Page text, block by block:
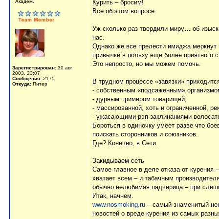
Aкaдeм.
Зарегистрирован: 30 авг
2003, 23:07
Сообщения: 2175
Откуда: Питер
Курить – бросим!
Все об этом вопросе
Уж сколько раз твердили миру… об
нас.
Однако же все прелести имиджа меркнут
привычки в пользу еще более приятного
Это непросто, но мы можем помочь.
В трудном процессе «завязки»
- собственным «подсаженным»
- дурным примером товарищей,
- массированной, хоть и ограниченной,
- ужасающими рэп-заклинаниями
Бороться в одиночку умеет разве что
поискать сторонников и союзников.
Где? Конечно, в Сети.
Закидываем сеть
Самое главное в деле отказа от
хватает всем – и табачным
обычно нелюбимая падчерица – при
Итак, начнем.
www.nosmoking.ru – самый знаменитый
новостей о вреде курения из самых